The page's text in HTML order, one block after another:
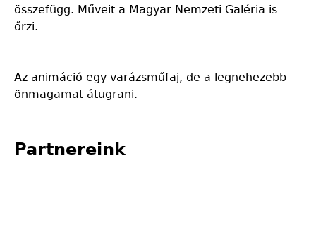
összefügg. Műveit a Magyar Nemzeti Galéria is
őrzi.
Az animáció egy varázsműfaj, de a legnehezebb
önmagamat átugrani.
Partnereink